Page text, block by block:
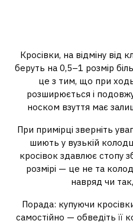
Кросівки, на відміну від
беруть на 0,5–1 розмір
це з тим, що при
розширюється і
носком взуття має
При примірці зверніть
шиють у вузькій
кросівок здавлює стопу
розмірі — це не та
навряд чи
Порада: купуючи
самостійно — обведіть її